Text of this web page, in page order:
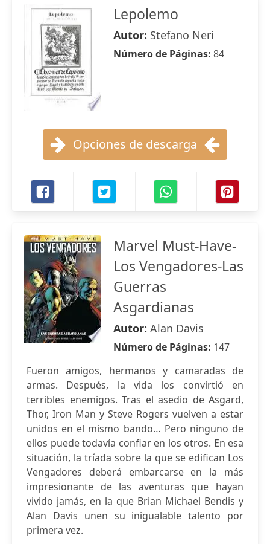
Lepolemo
Autor: Stefano Neri
Número de Páginas: 84
Opciones de descarga
Marvel Must-Have-
Los Vengadores-Las
Guerras
Asgardianas
Autor: Alan Davis
Número de Páginas: 147
Fueron amigos, hermanos y camaradas de
armas. Después, la vida los convirtió en
terribles enemigos. Tras el asedio de Asgard,
Thor, Iron Man y Steve Rogers vuelven a estar
unidos en el mismo bando… Pero ninguno de
ellos puede todavía confiar en los otros. En esa
situación, la tríada sobre la que se edifican Los
Vengadores deberá embarcarse en la más
impresionante de las aventuras que hayan
vivido jamás, en la que Brian Michael Bendis y
Alan Davis unen su inigualable talento por
primera vez.